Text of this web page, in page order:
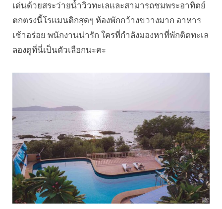
เด่นด้วยสระว่ายน้ำวิวทะเลและสามารถชมพระอาทิตย์
ตกตรงนี้โรแมนติกสุดๆ ห้องพักกว้างขวางมาก อาหาร
เช้าอร่อย พนักงานน่ารัก ใครที่กำลังมองหาที่พักติดทะเล
ลองดูที่นี่เป็นตัวเลือกนะคะ